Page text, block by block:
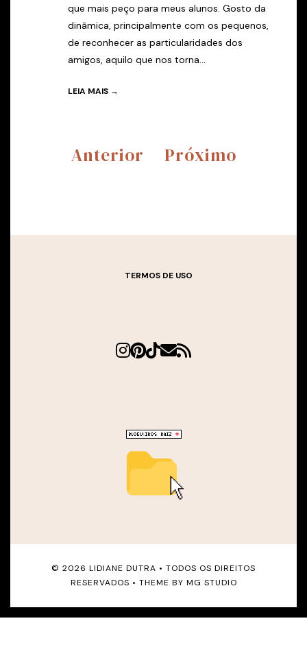
que mais peço para meus alunos. Gosto da
dinâmica, principalmente com os pequenos,
de reconhecer as particularidades dos
amigos, aquilo que nos torna...
LEIA MAIS →
Anterior Próximo
TERMOS DE USO
© 2026 LIDIANE DUTRA • TODOS OS DIREITOS
RESERVADOS • THEME BY MG STUDIO